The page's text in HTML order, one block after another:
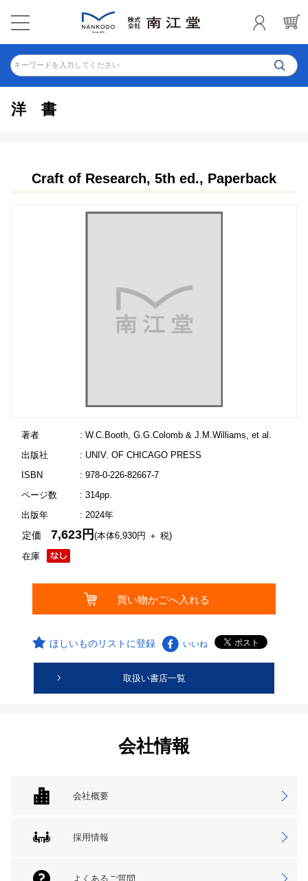
キーワードを入力してください
洋書
Craft of Research, 5th ed., Paperback
著者
: W.C.Booth, G.G.Colomb & J.M.Williams, et al.
出版社
: UNIV. OF CHICAGO PRESS
ISBN
: 978-0-226-82667-7
ページ数
: 314pp.
出版年
: 2024年
在庫
定価7,623円(本体6,930円 ＋ 税)
ほしいものリストに登録 いいね
取扱い書店一覧
会社情報
会社概要
採用情報
よくあるご質問